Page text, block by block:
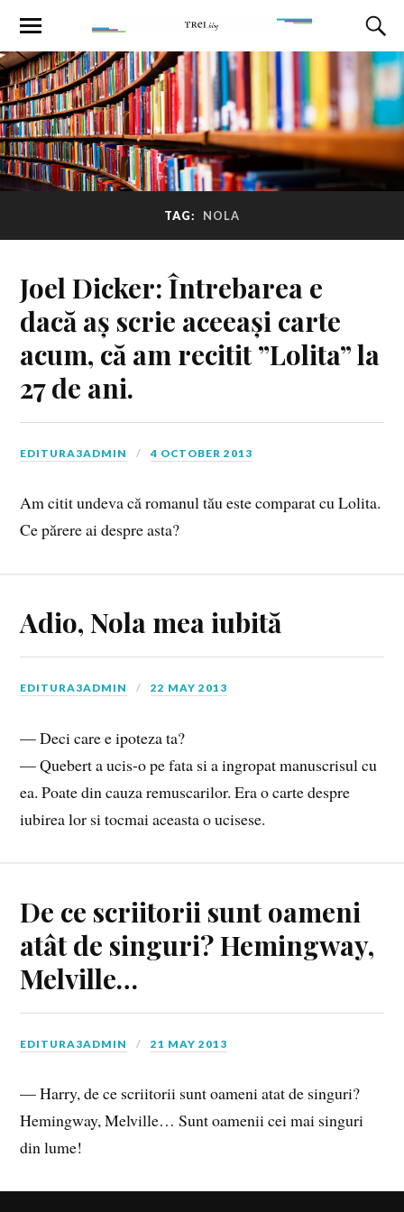
TAG: NOLA
Joel Dicker: Întrebarea e
dacă aș scrie aceeași carte
acum, că am recitit ”Lolita” la
27 de ani.
EDITURA3ADMIN 4 OCTOBER 2013
Am citit undeva că romanul tău este comparat cu Lolita.
Ce părere ai despre asta?
Adio, Nola mea iubită
EDITURA3ADMIN 22 MAY 2013
— Deci care e ipoteza ta?
— Quebert a ucis-o pe fata si a ingropat manuscrisul cu
ea. Poate din cauza remuscarilor. Era o carte despre
iubirea lor si tocmai aceasta o ucisese.
De ce scriitorii sunt oameni
atât de singuri? Hemingway,
Melville…
EDITURA3ADMIN 21 MAY 2013
— Harry, de ce scriitorii sunt oameni atat de singuri?
Hemingway, Melville… Sunt oamenii cei mai singuri
din lume!